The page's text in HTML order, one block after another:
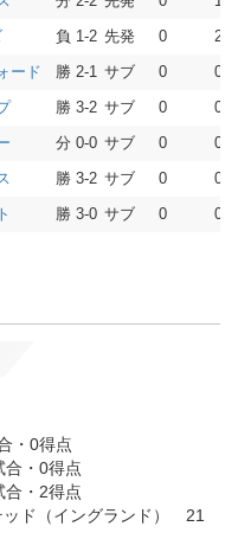
負 1-2 先発 0
2
ード 勝 2-1 サブ 0
0
勝 3-2 サブ 0
0
分 0-0 サブ 0
0
勝 3-2 サブ 0
0
勝 3-0 サブ 0 0
・0得点
・0得点
・2得点
ド（イングランド） 21